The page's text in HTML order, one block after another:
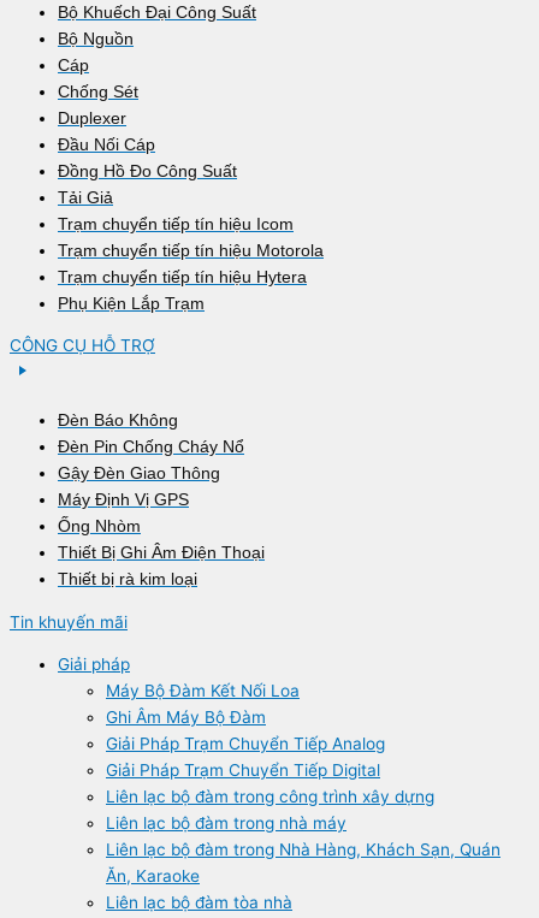
Bộ Khuếch Đại Công Suất
Bộ Nguồn
Cáp
Chống Sét
Duplexer
Đầu Nối Cáp
Đồng Hồ Đo Công Suất
Tải Giả
Trạm chuyển tiếp tín hiệu Icom
Trạm chuyển tiếp tín hiệu Motorola
Trạm chuyển tiếp tín hiệu Hytera
Phụ Kiện Lắp Trạm
CÔNG CỤ HỖ TRỢ
Đèn Báo Không
Đèn Pin Chống Cháy Nổ
Gậy Đèn Giao Thông
Máy Định Vị GPS
Ống Nhòm
Thiết Bị Ghi Âm Điện Thoại
Thiết bị rà kim loại
Tin khuyến mãi
Giải pháp
Máy Bộ Đàm Kết Nối Loa
Ghi Âm Máy Bộ Đàm
Giải Pháp Trạm Chuyển Tiếp Analog
Giải Pháp Trạm Chuyển Tiếp Digital
Liên lạc bộ đàm trong công trình xây dựng
Liên lạc bộ đàm trong nhà máy
Liên lạc bộ đàm trong Nhà Hàng, Khách Sạn, Quán
Ăn, Karaoke
Liên lạc bộ đàm tòa nhà